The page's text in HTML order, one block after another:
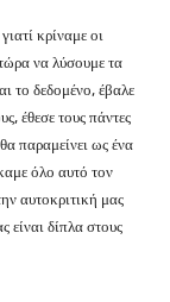
κρίναμε οι
να λύσουμε τα
το δεδομένο, έβαλε
έθεσε τους πάντες
παραμείνει ως ένα
όλο αυτό τον
αυτοκριτική μας
είναι δίπλα στους